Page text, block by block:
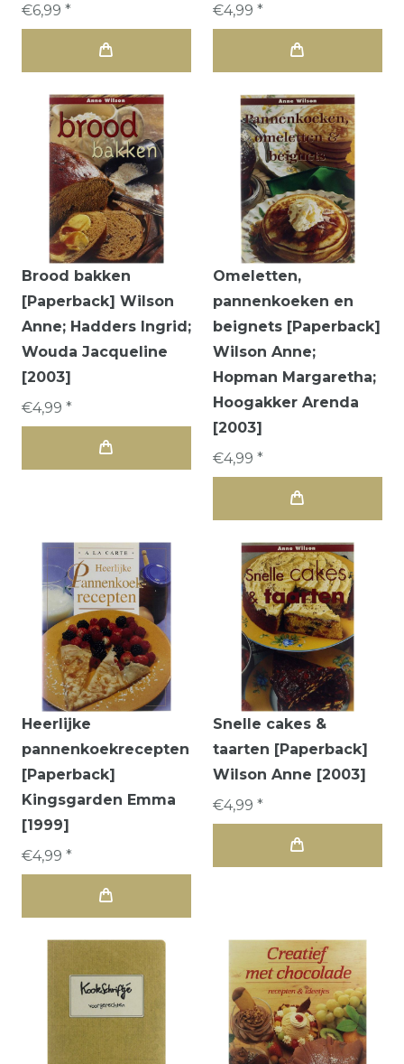
€6,99 *
€4,99 *
Brood bakken
[Paperback] Wilson
Anne; Hadders Ingrid;
Wouda Jacqueline
[2003]
€4,99 *
Omeletten,
pannenkoeken en
beignets [Paperback]
Wilson Anne;
Hopman Margaretha;
Hoogakker Arenda
[2003]
€4,99 *
Heerlijke
pannenkoekrecepten
[Paperback]
Kingsgarden Emma
[1999]
€4,99 *
Snelle cakes &
taarten [Paperback]
Wilson Anne [2003]
€4,99 *